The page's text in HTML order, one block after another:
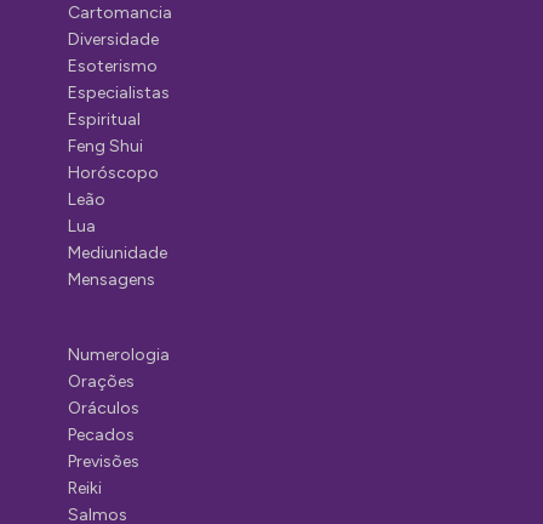
Cartomancia
Diversidade
Esoterismo
Especialistas
Espiritual
Feng Shui
Horóscopo
Leão
Lua
Mediunidade
Mensagens
Numerologia
Orações
Oráculos
Pecados
Previsões
Reiki
Salmos